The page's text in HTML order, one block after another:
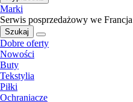
Marki
Serwis posprzedażowy we Francja
Szukaj
Dobre oferty
Nowości
Buty
Tekstylia
Piłki
Ochraniacze